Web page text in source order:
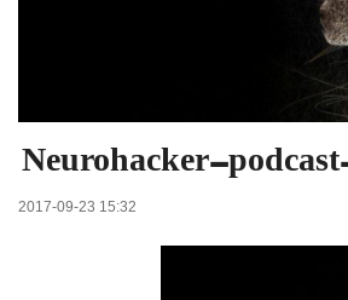
Neurohacker-
2017-09-23 15:32